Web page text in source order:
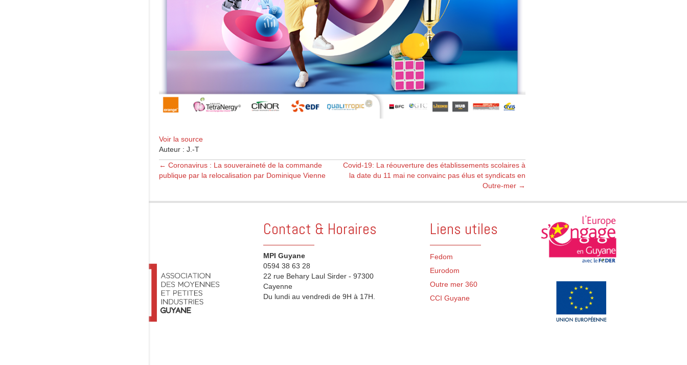
Voir la source
Auteur : J.-T
Posts
← Coronavirus : La souveraineté de la commande
publique par la relocalisation par Dominique Vienne
Covid-19: La réouverture des établissements scolaires à
la date du 11 mai ne convainc pas élus et syndicats en
Outre-mer →
Contact & Horaires
MPI Guyane
0594 38 63 28
22 rue Behary Laul Sirder - 97300
Cayenne
Du lundi au vendredi de 9H à 17H.
Liens utiles
Fedom
Eurodom
Outre mer 360
CCI Guyane